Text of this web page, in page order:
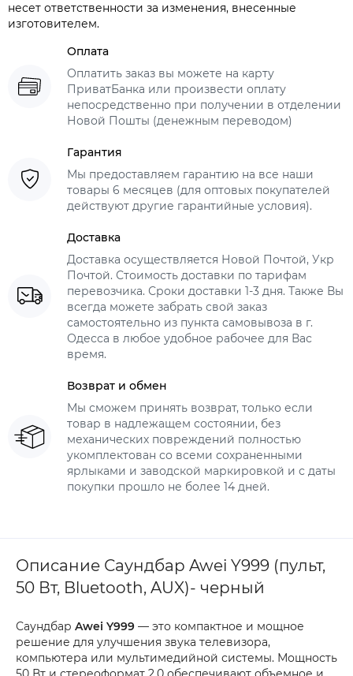
несет ответственности за изменения, внесенные
изготовителем.
Оплата
Оплатить заказ вы можете на карту
ПриватБанка или произвести оплату
непосредственно при получении в отделении
Новой Пошты (денежным переводом)
Гарантия
Мы предоставляем гарантию на все наши
товары 6 месяцев (для оптовых покупателей
действуют другие гарантийные условия).
Доставка
Доставка осуществляется Новой Почтой, Укр
Почтой. Стоимость доставки по тарифам
перевозчика. Сроки доставки 1-3 дня. Также Вы
всегда можете забрать свой заказ
самостоятельно из пункта самовывоза в г.
Одесса в любое удобное рабочее для Вас
время.
Возврат и обмен
Мы сможем принять возврат, только если
товар в надлежащем состоянии, без
механических повреждений полностью
укомплектован со всеми сохраненными
ярлыками и заводской маркировкой и с даты
покупки прошло не более 14 дней.
Описание Саундбар Awei Y999 (пульт,
50 Вт, Bluetooth, AUX)- черный
Саундбар Awei Y999 — это компактное и мощное
решение для улучшения звука телевизора,
компьютера или мультимедийной системы. Мощность